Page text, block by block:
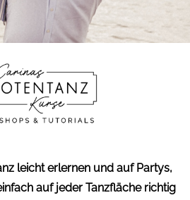
leicht erlernen und auf Partys,
auf jeder Tanzfläche richtig